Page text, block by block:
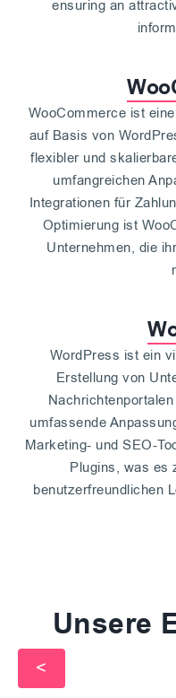
ensuring an
WooCommerce ist
auf Basis von
flexibler und
umfangreichen
Integrationen für
Optimierung ist
Unternehmen, die
WordPress ist ein
Erstellung von
umfassende
Marketing- und SEO-
Plugins, was es
benutzerfreundlichen
Unsere